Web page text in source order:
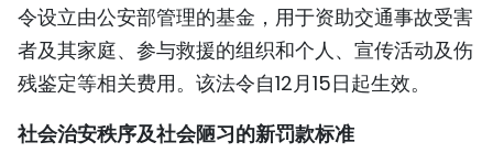
РУССКИЙ
ESPAÑOL
令设立由公安部管理的基金，用于资助交通事故受害
者及其家庭、参与救援的组织和个人、宣传活动及伤
残鉴定等相关费用。该法令自12月15日起生效。
社会治安秩序及社会陋习的新罚款标准